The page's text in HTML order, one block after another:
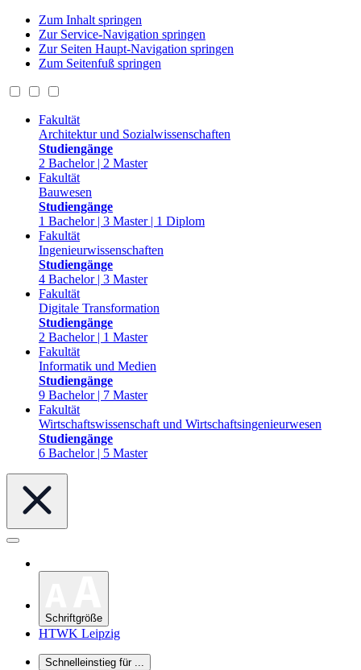
Zum Inhalt springen
Zur Service-Navigation springen
Zur Seiten Haupt-Navigation springen
Zum Seitenfuß springen
Fakultät
Architektur und Sozialwissenschaften
Studiengänge
2 Bachelor | 2 Master
Fakultät
Bauwesen
Studiengänge
1 Bachelor | 3 Master | 1 Diplom
Fakultät
Ingenieurwissenschaften
Studiengänge
4 Bachelor | 3 Master
Fakultät
Digitale Transformation
Studiengänge
2 Bachelor | 1 Master
Fakultät
Informatik und Medien
Studiengänge
9 Bachelor | 7 Master
Fakultät
Wirtschaftswissenschaft und Wirtschaftsingenieurwesen
Studiengänge
6 Bachelor | 5 Master
Schriftgröße
HTWK Leipzig
Schnelleinstieg für ...